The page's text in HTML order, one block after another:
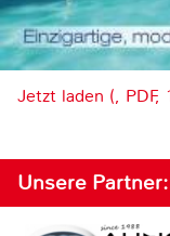
Jetzt laden (, PDF,
Unsere Partner: